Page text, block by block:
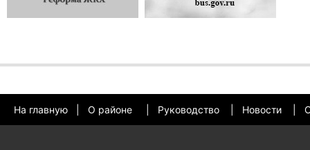
На главную О районе Руководство Новости